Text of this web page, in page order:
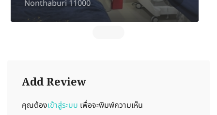
Khwang, Bangkok 10310
Add Review
คุณต้องเข้าสู่ระบบ เพื่อจะพิมพ์ความเห็น